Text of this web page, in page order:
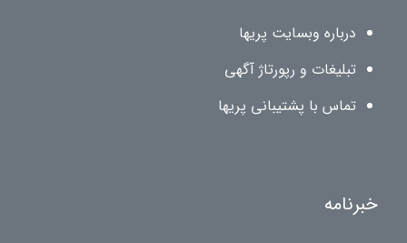
درباره وبسایت پریها
تبلیغات و رپورتاژ آگهی
تماس با پشتیبانی پریها
خبرنامه